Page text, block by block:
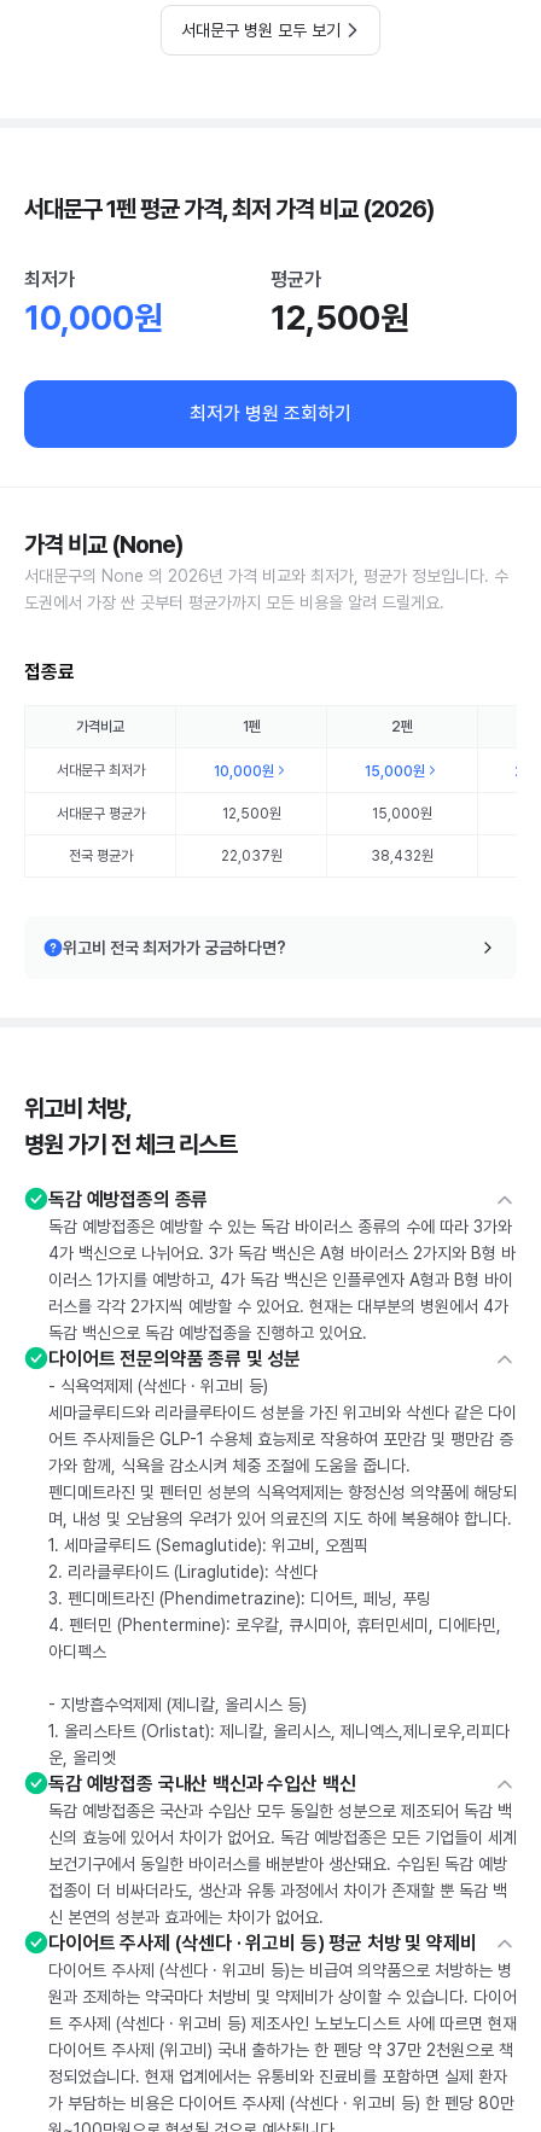
서대문구 병원 모두 보기
서대문구 1펜 평균 가격, 최저 가격 비교 (2026)
최저가
10,000원
평균가
12,500원
최저가 병원 조회하기
가격 비교 (None)
서대문구의 None 의 2026년 가격 비교와 최저가, 평균가 정보입니다. 수
도권에서 가장 싼 곳부터 평균가까지 모든 비용을 알려 드릴게요.
접종료
가격비교 1펜 2펜
서대문구최저가 10,000원 15,000원
서대문구평균가 12,500원 15,000원
전국 평균가 22,037원 38,432원
위고비 전국 최저가가 궁금하다면?
위고비 처방,
병원 가기 전 체크 리스트
독감 예방접종의 종류
독감 예방접종은 예방할 수 있는 독감 바이러스 종류의 수에 따라 3가와
4가 백신으로 나뉘어요. 3가 독감 백신은 A형 바이러스 2가지와 B형 바
이러스 1가지를 예방하고, 4가 독감 백신은 인플루엔자 A형과 B형 바이
러스를 각각 2가지씩 예방할 수 있어요. 현재는 대부분의 병원에서 4가
독감 백신으로 독감 예방접종을 진행하고 있어요.
다이어트 전문의약품 종류 및 성분
- 식욕억제제 (삭센다 · 위고비 등)
세마글루티드와 리라클루타이드 성분을 가진 위고비와 삭센다 같은 다이
어트 주사제들은 GLP-1 수용체 효능제로 작용하여 포만감 및 팽만감 증
가와 함께, 식욕을 감소시켜 체중 조절에 도움을 줍니다.
펜디메트라진 및 펜터민 성분의 식욕억제제는 향정신성 의약품에 해당되
며, 내성 및 오남용의 우려가 있어 의료진의 지도 하에 복용해야 합니다.
1. 세마글루티드 (Semaglutide): 위고비, 오젬픽
2. 리라클루타이드 (Liraglutide): 삭센다
3. 펜디메트라진 (Phendimetrazine): 디어트, 페닝, 푸링
4. 펜터민 (Phentermine): 로우칼, 큐시미아, 휴터민세미, 디에타민,
아디펙스
- 지방흡수억제제 (제니칼, 올리시스 등)
1. 올리스타트 (Orlistat): 제니칼, 올리시스, 제니엑스,제니로우,리피다
운, 올리엣
독감 예방접종 국내산 백신과 수입산 백신
독감 예방접종은 국산과 수입산 모두 동일한 성분으로 제조되어 독감 백
신의 효능에 있어서 차이가 없어요. 독감 예방접종은 모든 기업들이 세계
보건기구에서 동일한 바이러스를 배분받아 생산돼요. 수입된 독감 예방
접종이 더 비싸더라도, 생산과 유통 과정에서 차이가 존재할 뿐 독감 백
신 본연의 성분과 효과에는 차이가 없어요.
다이어트 주사제 (삭센다 · 위고비 등) 평균 처방 및 약제비
다이어트 주사제 (삭센다 · 위고비 등)는 비급여 의약품으로 처방하는 병
원과 조제하는 약국마다 처방비 및 약제비가 상이할 수 있습니다. 다이어
트 주사제 (삭센다 · 위고비 등) 제조사인 노보노디스트 사에 따르면 현재
다이어트 주사제 (위고비) 국내 출하가는 한 펜당 약 37만 2천원으로 책
정되었습니다. 현재 업계에서는 유통비와 진료비를 포함하면 실제 환자
가 부담하는 비용은 다이어트 주사제 (삭센다 · 위고비 등) 한 펜당 80만